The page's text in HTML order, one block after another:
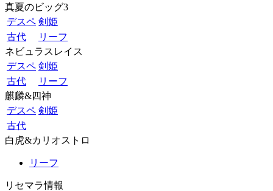
真夏のビッグ3
デスペ 剣姫
古代
リーフ
ネビュラスレイス
デスペ 剣姫
古代
リーフ
麒麟&四神
デスペ 剣姫
古代
白虎&カリオストロ
リーフ
リセマラ情報